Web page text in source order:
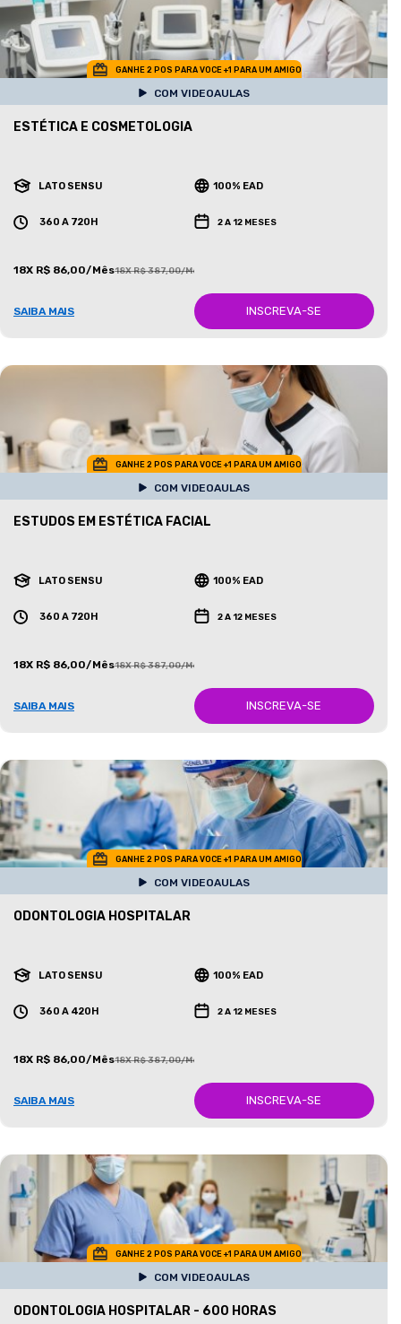
GANHE 2 POS PARA VOCE +1 PARA UM AMIGO
COM VIDEOAULAS
ESTÉTICA E COSMETOLOGIA
LATO SENSU 100% EAD
360 A 720H 2 A 12 MESES
18X R$ 86,00/Mês18X R$ 387,00/Mês
SAIBA MAIS INSCREVA-SE
GANHE 2 POS PARA VOCE +1 PARA UM AMIGO
COM VIDEOAULAS
ESTUDOS EM ESTÉTICA FACIAL
LATO SENSU 100% EAD
360 A 720H 2 A 12 MESES
18X R$ 86,00/Mês18X R$ 387,00/Mês
SAIBA MAIS INSCREVA-SE
GANHE 2 POS PARA VOCE +1 PARA UM AMIGO
COM VIDEOAULAS
ODONTOLOGIA HOSPITALAR
LATO SENSU 100% EAD
360 A 420H 2 A 12 MESES
18X R$ 86,00/Mês18X R$ 387,00/Mês
SAIBA MAIS INSCREVA-SE
GANHE 2 POS PARA VOCE +1 PARA UM AMIGO
COM VIDEOAULAS
ODONTOLOGIA HOSPITALAR - 600 HORAS